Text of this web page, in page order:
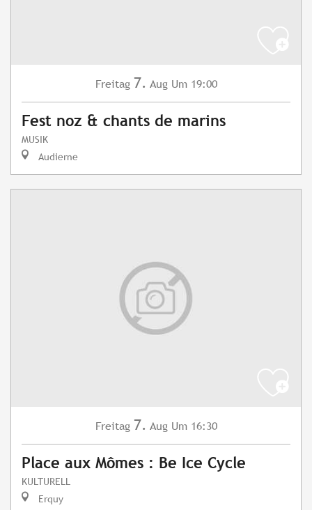
Freitag 7. Aug Um 19:00
Fest noz & chants de marins
MUSIK
Audierne
Freitag 7. Aug Um 16:30
Place aux Mômes : Be Ice Cycle
KULTURELL
Erquy